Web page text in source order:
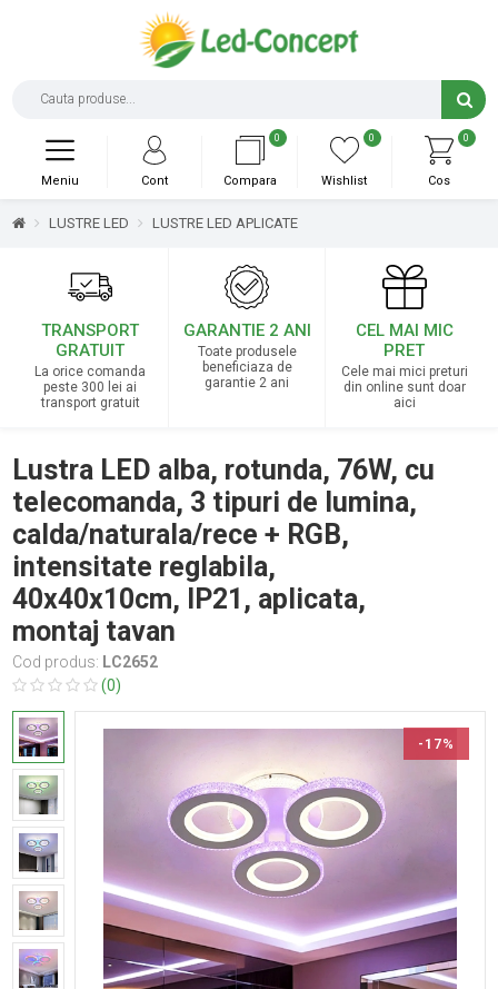
0
Cos
0
Wishlist
0
Compara
Cont
Meniu
LUSTRE LED LUSTRE LED APLICATE
TRANSPORT
GRATUIT
La orice comanda
peste 300 lei ai
transport gratuit
GARANTIE 2 ANI
Toate produsele
beneficiaza de
garantie 2 ani
CEL MAI MIC
PRET
Cele mai mici preturi
din online sunt doar
aici
Lustra LED alba, rotunda, 76W, cu
telecomanda, 3 tipuri de lumina,
calda/naturala/rece + RGB,
intensitate reglabila,
40x40x10cm, IP21, aplicata,
montaj tavan
Cod produs: LC2652
(0)
-17%